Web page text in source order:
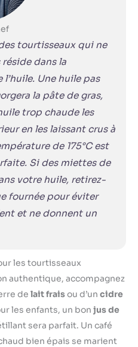
tourtisseaux qui ne
dans la
Une huile pas
la pâte de gras,
trop chaude les
en les laissant crus à
de 175°C est
Si des miettes de
votre huile, retirez-
fournée pour éviter
et ne donnent un
les tourtisseaux
authentique, accompagnez
de lait fraisou d’un cidre
les enfants, un bon jus de
sera parfait. Un café
bien épais se marient